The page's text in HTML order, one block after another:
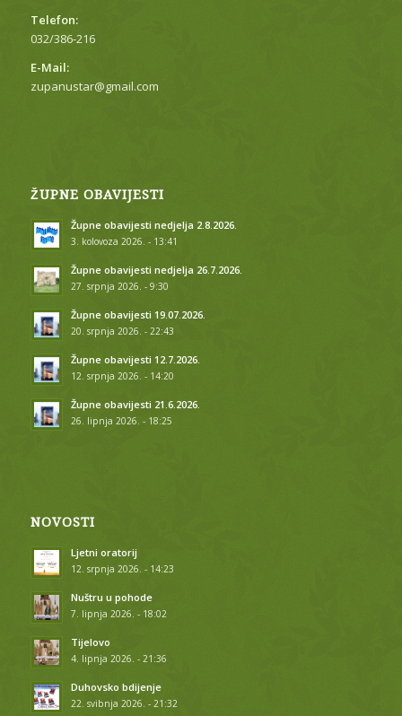
Telefon:
032/386-216
E-Mail:
zupanustar@gmail.com
ŽUPNE OBAVIJESTI
Župne obavijesti nedjelja 2.8.2026.
3. kolovoza 2026. - 13:41
Župne obavijesti nedjelja 26.7.2026.
27. srpnja 2026. - 9:30
Župne obavijesti 19.07.2026.
20. srpnja 2026. - 22:43
Župne obavijesti 12.7.2026.
12. srpnja 2026. - 14:20
Župne obavijesti 21.6.2026.
26. lipnja 2026. - 18:25
NOVOSTI
Ljetni oratorij
12. srpnja 2026. - 14:23
Nuštru u pohode
7. lipnja 2026. - 18:02
Tijelovo
4. lipnja 2026. - 21:36
Duhovsko bdijenje
22. svibnja 2026. - 21:32